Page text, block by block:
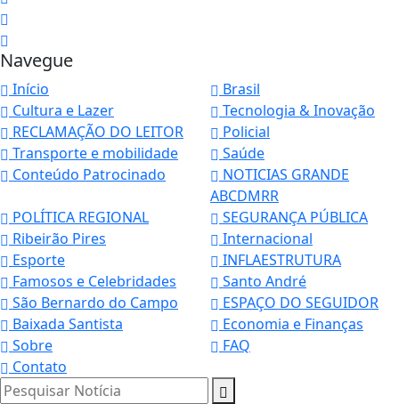
Navegue
Início
Brasil
Cultura e Lazer
Tecnologia & Inovação
RECLAMAÇÃO DO LEITOR
Policial
Transporte e mobilidade
Saúde
Conteúdo Patrocinado
NOTICIAS GRANDE
ABCDMRR
POLÍTICA REGIONAL
SEGURANÇA PÚBLICA
Ribeirão Pires
Internacional
Esporte
INFLAESTRUTURA
Famosos e Celebridades
Santo André
São Bernardo do Campo
ESPAÇO DO SEGUIDOR
Baixada Santista
Economia e Finanças
Sobre
FAQ
Contato
Pesquisar Notícia